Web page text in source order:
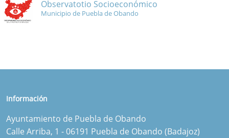
Observatotio Socioeconómico
Municipio de Puebla de Obando
Información
Ayuntamiento de Puebla de Obando
Calle Arriba, 1 - 06191 Puebla de Obando (Badajoz)